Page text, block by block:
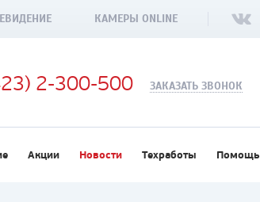
КАМЕРЫ ONLINE
2-300-500 ЗАКАЗАТЬ ЗВОНОК
Акции Новости Техработы Помощь